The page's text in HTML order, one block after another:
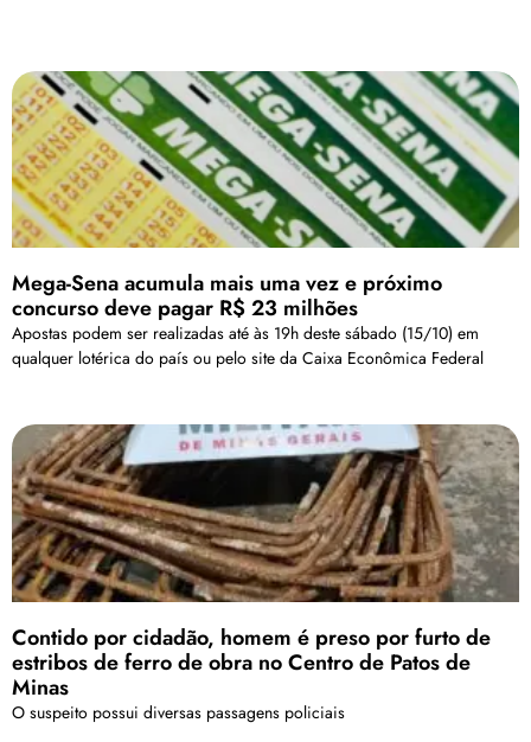
Mega-Sena acumula mais uma vez e próximo
concurso deve pagar R$ 23 milhões
Apostas podem ser realizadas até às 19h deste sábado (15/10) em
qualquer lotérica do país ou pelo site da Caixa Econômica Federal
Contido por cidadão, homem é preso por furto de
estribos de ferro de obra no Centro de Patos de
Minas
O suspeito possui diversas passagens policiais